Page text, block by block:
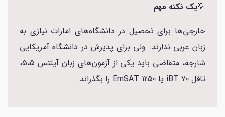
💡یک نکته مهم
خارجی‌ها برای تحصیل در دانشگاه‌های امارات نیازی به
زبان عربی ندارند. ولی برای پذیرش در دانشگاه آمریکایی
شارجه، متقاضی باید یکی از آزمون‌های زبان آیلتس 5،5،
تافل iBT 70 یا EmSAT 1250 را بگذراند.